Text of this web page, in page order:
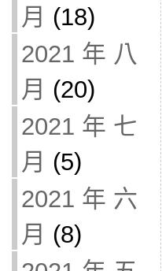
月 (18)
2021 年 八
月 (20)
2021 年 七
月 (5)
2021 年 六
月 (8)